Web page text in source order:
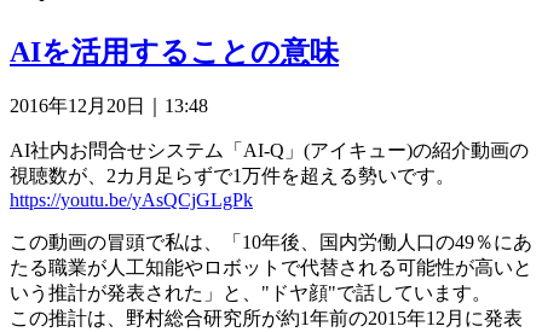
AIを活用することの意味
2016年12月20日｜13:48
AI社内お問合せシステム「AI-Q」(アイキュー)の紹介動画の
視聴数が、2カ月足らずで1万件を超える勢いです。
https://youtu.be/yAsQCjGLgPk
この動画の冒頭で私は、「10年後、国内労働人口の49％にあ
たる職業が人工知能やロボットで代替される可能性が高いと
いう推計が発表された」と、"ドヤ顔"で話しています。
この推計は、野村総合研究所が約1年前の2015年12月に発表